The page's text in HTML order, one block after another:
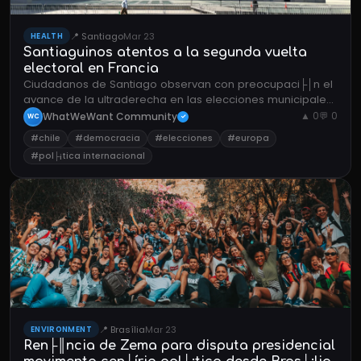
HEALTH 📍 SantiagoMar 23
Santiaguinos atentos a la segunda vuelta
electoral en Francia
Ciudadanos de Santiago observan con preocupaci├│n el
avance de la ultraderecha en las elecciones municipales
francesas como reflejo de tendencias pol├¡ticas globales.
WC WhatWeWant Community ✓ ▲ 0💬 0
#chile #democracia #elecciones
#europa
#pol├¡tica internacional
ENVIRONMENT 📍 BrasíliaMar 23
Ren├║ncia de Zema para disputa presidencial